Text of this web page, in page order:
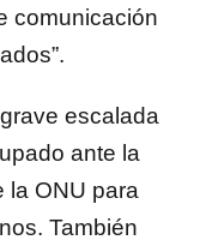
comunicación
escalada
ante la
la ONU para
También